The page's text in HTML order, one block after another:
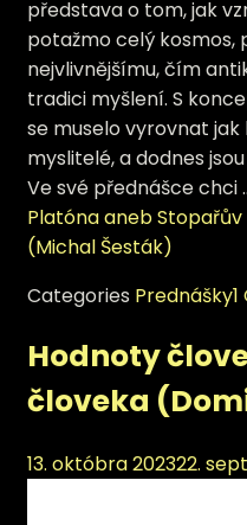
představa o tom, jak
potažmo celý kosmos,
nejvlivnějšímu, čím
tradici myšlení. S
se muselo vyrovnat
myslitelé, a dodnes
Ve své přednášce chci
Platóna aneb
(Michal Šesták)
Categories Prednášky
Hodnoty
človeka
13. októbra 202322.